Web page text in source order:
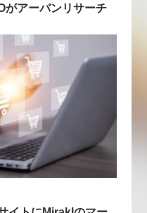
がアーバンリサーチ